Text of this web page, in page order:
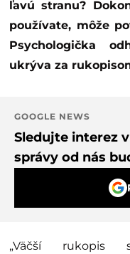
ľavú stranu?
používate, môže
Psychologička
ukrýva za
GOOGLE NEWS
Sledujte interez
správy od nás
„Väčší rukopis